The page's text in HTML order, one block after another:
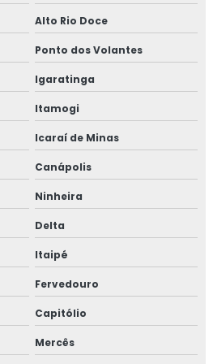
Alto Rio Doce
Ponto dos Volantes
Igaratinga
Itamogi
Icaraí de Minas
Canápolis
Ninheira
Delta
Itaipé
Fervedouro
Capitólio
Mercês